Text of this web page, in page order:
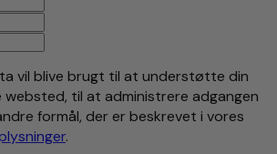
vil blive brugt til at understøtte din
til at administrere adgangen
formål, der er beskrevet i vores
.